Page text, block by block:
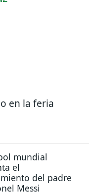
en la feria
mundial
el
del padre
Messi